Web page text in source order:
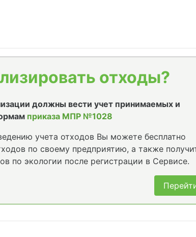
отходы?
должны вести учет принимаемых и
приказа МПР №1028
учета отходов Вы можете бесплатно
по своему предприятию, а также
по экологии после регистрации в Сервисе.